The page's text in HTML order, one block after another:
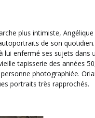
plus intimiste,
de son
lui enfermé ses sujets dans
tapisserie des années
photographiée.
portraits très rapprochés.